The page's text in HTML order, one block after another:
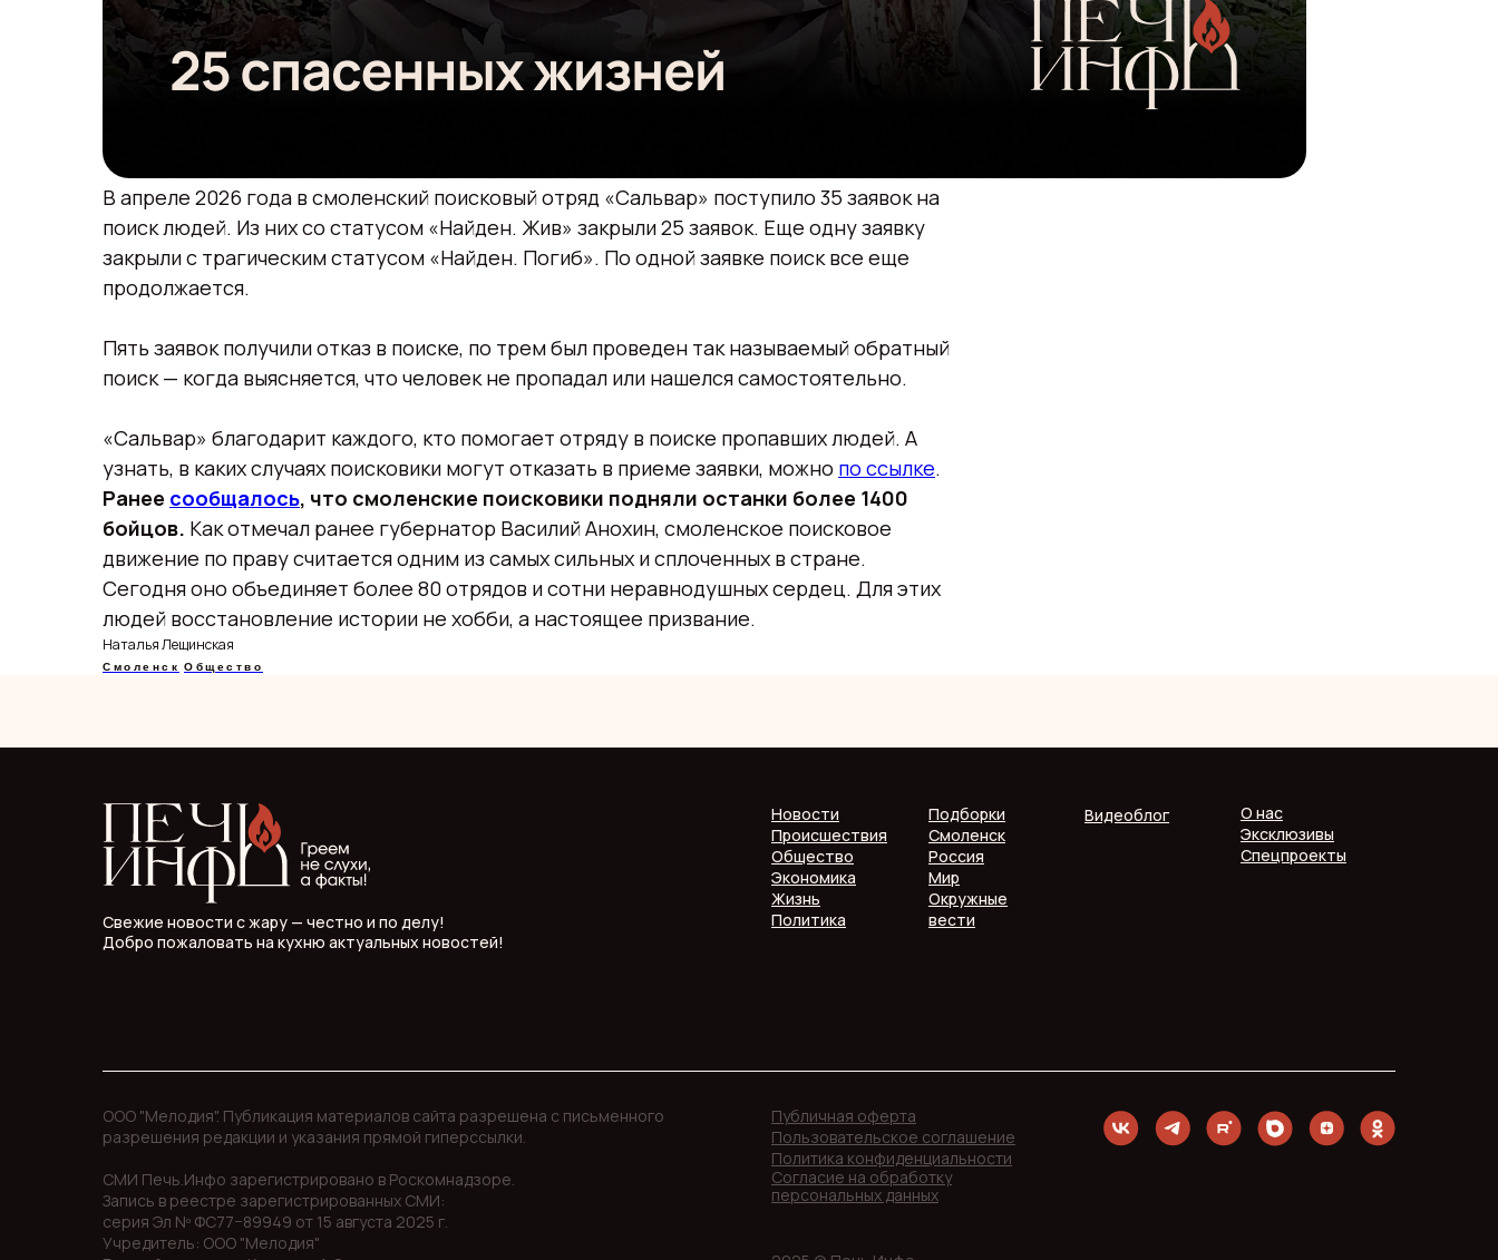
В апреле 2026 года в смоленский поисковый отряд «Сальвар» поступило 35 заявок на
поиск людей. Из них со статусом «Найден. Жив» закрыли 25 заявок. Еще одну заявку
закрыли с трагическим статусом «Найден. Погиб». По одной заявке поиск все еще
продолжается.
Пять заявок получили отказ в поиске, по трем был проведен так называемый обратный
поиск — когда выясняется, что человек не пропадал или нашелся самостоятельно.
«Сальвар» благодарит каждого, кто помогает отряду в поиске пропавших людей. А
узнать, в каких случаях поисковики могут отказать в приеме заявки, можно по ссылке.
Ранее сообщалось, что смоленские поисковики подняли останки более 1400
бойцов. Как отмечал ранее губернатор Василий Анохин, смоленское поисковое
движение по праву считается одним из самых сильных и сплоченных в стране.
Сегодня оно объединяет более 80 отрядов и сотни неравнодушных сердец. Для этих
людей восстановление истории не хобби, а настоящее призвание.
Наталья Лещинская
Смоленск Общество
Свежие новости с жару — честно и по делу!
Добро пожаловать на кухню актуальных новостей!
Новости
Происшествия
Общество
Экономика
Жизнь
Политика
Подборки
Смоленск
Россия
Мир
Окружные
вести
Видеоблог
О нас
Эксклюзивы
Спецпроекты
ООО "Мелодия". Публикация материалов сайта разрешена с письменного
разрешения редакции и указания прямой гиперссылки.
СМИ Печь.Инфо зарегистрировано в Роскомнадзоре.
Запись в реестре зарегистрированных СМИ:
серия Эл Nº ФС77−89949 oт 15 августа 2025 г.
Учредитель: ООО "Мелодия"
Публичная оферта
Пользовательское соглашение
Политика конфиденциальности
Согласие на обработку
персональных данных